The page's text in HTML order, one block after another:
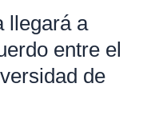
llegará a
entre el
de